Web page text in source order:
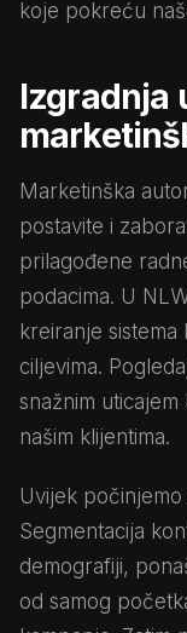
koje pokreću
Izgradnja
Marketinška
postavite i
prilagođene
podacima. U
kreiranje sistema
ciljevima.
snažnim
našim klijentima.
Uvijek
Segmentacija
demografiji,
od samog